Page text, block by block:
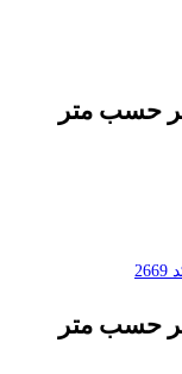
حسب متر
حسب متر